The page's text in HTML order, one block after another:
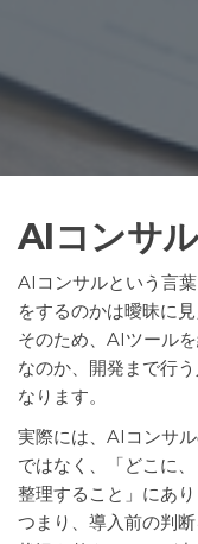
AIコンサ
AIコンサルという言
をするのかは曖昧に見
そのため、AIツール
なのか、開発まで行
なります。
実際には、AIコンサ
ではなく、「どこに
整理すること」にあり
つまり、導入前の判